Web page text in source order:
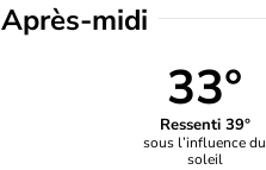
Après-midi
33°
Ressenti 39°
sous l’influence du
soleil